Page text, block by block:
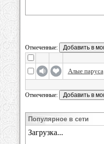
Отмеченные:
Алые паруса
Отмеченные:
Популярное в сети